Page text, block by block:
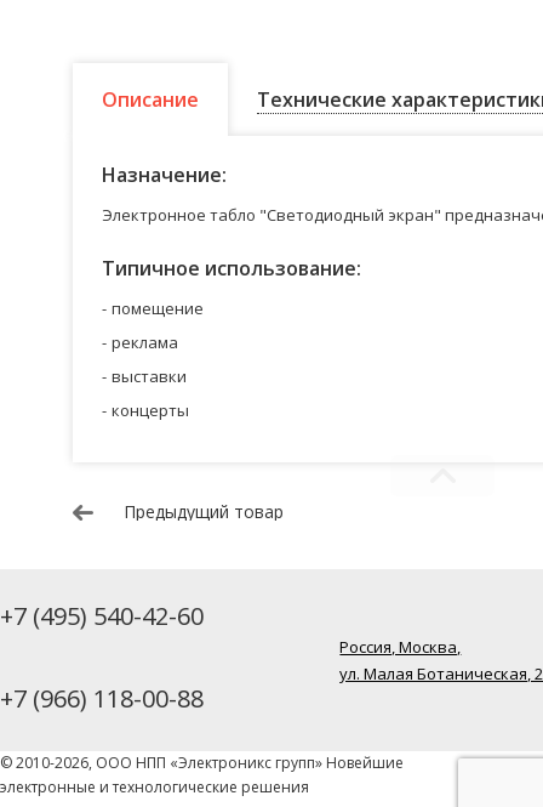
Описание Технические
Назначение:
Электронное табло "Светодиодный экран"
Типичное использование:
помещение
реклама
выставки
концерты
Предыдущий товар
+7 (495) 540-42-60
+7 (966) 118-00-88
Россия, Москва,
ул. Малая Ботаническая,
© 2010-2026, ООО НПП «Электроникс групп» Новейшие
электронные и технологические решения